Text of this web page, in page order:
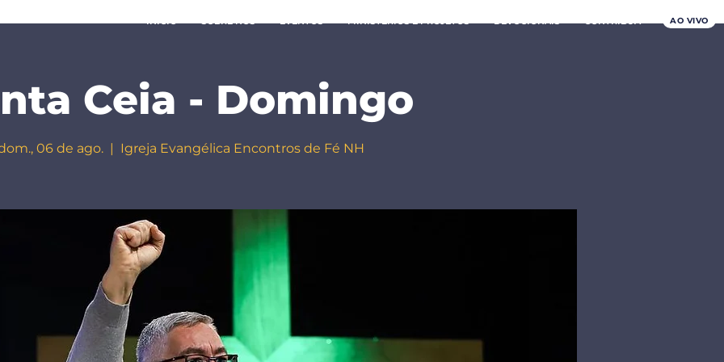
INÍCIO SOBRE NÓS EVENTOS MINISTÉRIOS E PROJETOS DEVOCIONAIS CONTRIBUA AO VIVO
Ceia - Domingo
06 de ago.
  |
Igreja Evangélica Encontros de Fé NH